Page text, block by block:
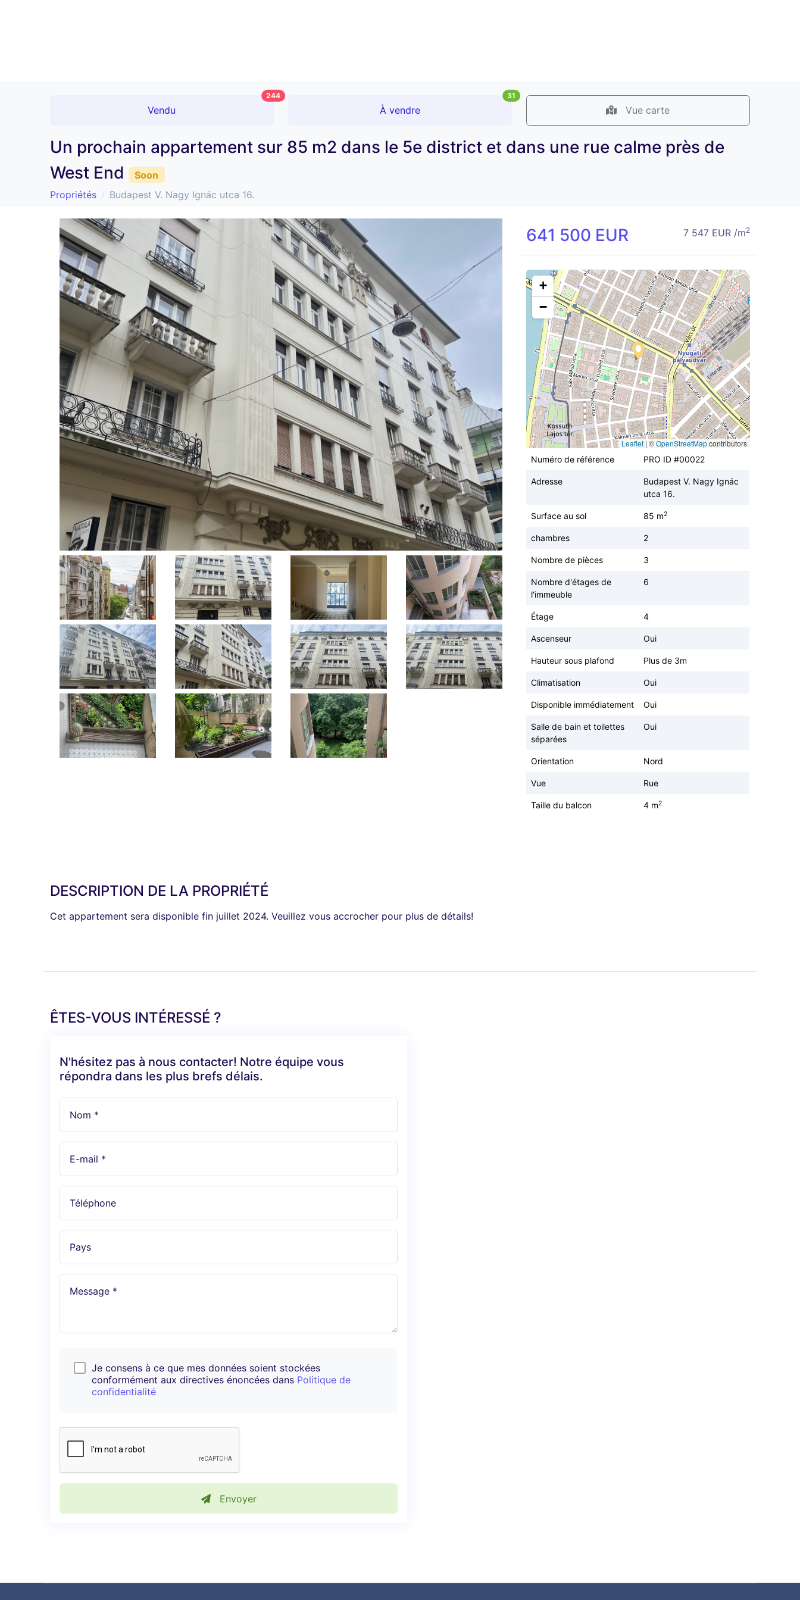
Vendu
244
À vendre
31
Vue carte
Un prochain appartement sur 85 m2 dans le 5e district et dans une rue calme près de
West End
Soon
Propriétés
Budapest V. Nagy Ignác utca 16.
641 500 EUR 7 547 EUR /m2
+
−
Leaflet | ©OpenStreetMapcontributors
Numéro de référence
PRO ID #00022
Adresse
Budapest V. Nagy Ignác
utca 16.
Surface au sol 85 m2
chambres 2
Nombre de pièces 3
Nombre d'étages de
l'immeuble
6
Étage 4
Ascenseur Oui
Hauteur sous plafond Plus de 3m
Climatisation Oui
Disponible immédiatement Oui
Salle de bain et toilettes
séparées
Oui
Orientation Nord
Vue Rue
Taille du balcon 4 m2
DESCRIPTION DE LA PROPRIÉTÉ
Cet appartement sera disponible fin juillet 2024. Veuillez vous accrocher pour plus de détails!
ÊTES-VOUS INTÉRESSÉ ?
N'hésitez pas à nous contacter! Notre équipe vous
répondra dans les plus brefs délais.
Nom *
E-mail *
Téléphone
Pays
Message *
Je consens à ce que mes données soient stockées
conformément aux directives énoncées dans Politique de
confidentialité
Envoyer